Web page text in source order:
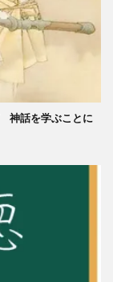
神話を学ぶことに